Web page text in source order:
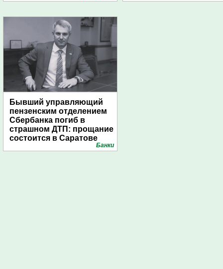
Бывший управляющий
пензенским отделением
Сбербанка погиб в
страшном ДТП: прощание
состоится в Саратове
Банки